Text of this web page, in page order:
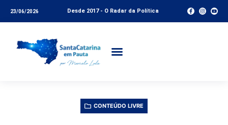
23/06/2026 Desde 2017 - O Radar da Política
CONTEÚDO LIVRE